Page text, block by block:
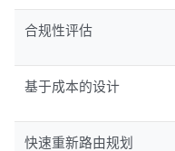
合规性评估
基于成本的设计
快速重新路由规划